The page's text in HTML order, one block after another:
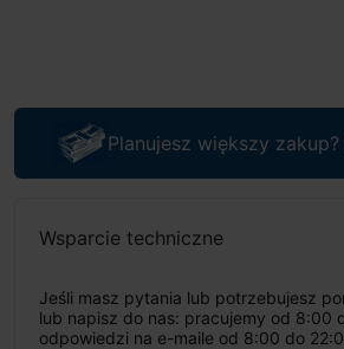
Planujesz większy
Wsparcie techniczne
Jeśli masz pytania lub potrzebujesz
lub napisz do nas: pracujemy od 8:00
odpowiedzi na e-maile od 8:00 do